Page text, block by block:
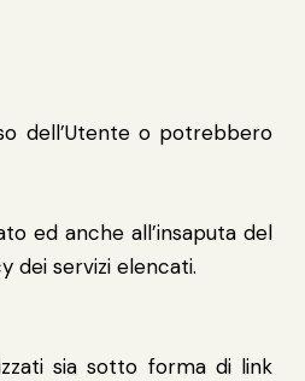
dell’Utente o potrebbero
ed anche all’insaputa del
dei servizi elencati.
sia sotto forma di link